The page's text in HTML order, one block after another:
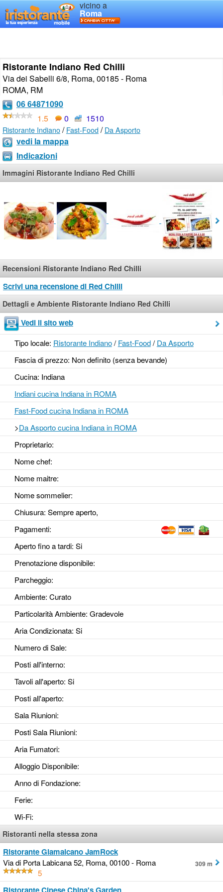
vicino a
Roma
Ristorante Indiano Red Chilli
Via dei Sabelli 6/8, Roma, 00185 - Roma
ROMA, RM
06 64871090
1.5
0 1510
Ristorante Indiano/Fast-Food/Da Asporto
vedi la mappa
Indicazioni
Immagini Ristorante Indiano Red Chilli
Recensioni Ristorante Indiano Red Chilli
Scrivi una recensione di Red Chilli
Dettagli e Ambiente Ristorante Indiano Red Chilli
Vedi il sito web
Tipo locale: Ristorante Indiano/Fast-Food/Da Asporto
Fascia di prezzo: Non definito (senza bevande)
Cucina: Indiana
Indiani cucina Indiana in ROMA
Fast-Food cucina Indiana in ROMA
>Da Asporto cucina Indiana in ROMA
Proprietario:
Nome chef:
Nome maitre:
Nome sommelier:
Chiusura: Sempre aperto,
Pagamenti:
Aperto fino a tardi: Si
Prenotazione disponibile:
Parcheggio:
Ambiente: Curato
Particolarità Ambiente: Gradevole
Aria Condizionata: Si
Numero di Sale:
Posti all'interno:
Tavoli all'aperto: Si
Posti all'aperto:
Sala Riunioni:
Posti Sala Riunioni:
Aria Fumatori:
Alloggio Disponibile:
Anno di Fondazione:
Ferie:
Wi-Fi:
Ristoranti nella stessa zona
Ristorante Giamaicano JamRock
Via di Porta Labicana 52, Roma, 00100 - Roma
5
309 m